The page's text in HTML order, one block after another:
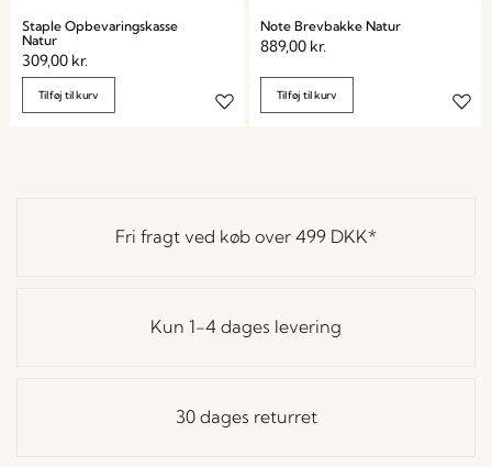
Staple Opbevaringskasse
Natur
309,00 kr.
Tilføj til kurv
Note Brevbakke Natur
889,00 kr.
Tilføj til kurv
Fri fragt ved køb over 499 DKK*
Kun 1-4 dages levering
30 dages returret